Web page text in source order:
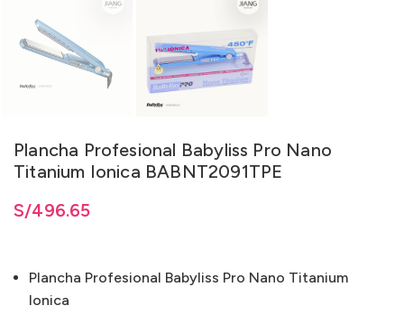
Plancha Profesional Babyliss Pro Nano
Titanium Ionica BABNT2091TPE
S/496.65
Plancha Profesional Babyliss Pro Nano Titanium
Ionica